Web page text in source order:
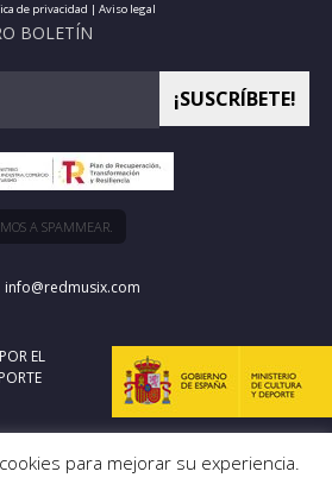
de privacidad | Aviso legal
BOLETÍN
A SPAMMEAR.
info@redmusix.com
EL
para mejorar su experiencia.